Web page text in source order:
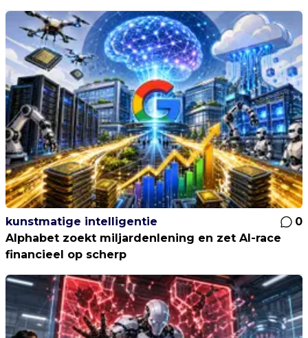
kunstmatige intelligentie
0
Alphabet zoekt miljardenlening en zet AI-race
financieel op scherp